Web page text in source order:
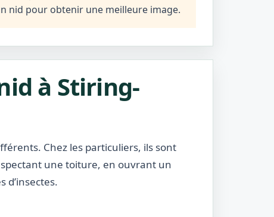
nid pour obtenir une meilleure image.
à Stiring-
Chez les particuliers, ils sont
une toiture, en ouvrant un
d’insectes.